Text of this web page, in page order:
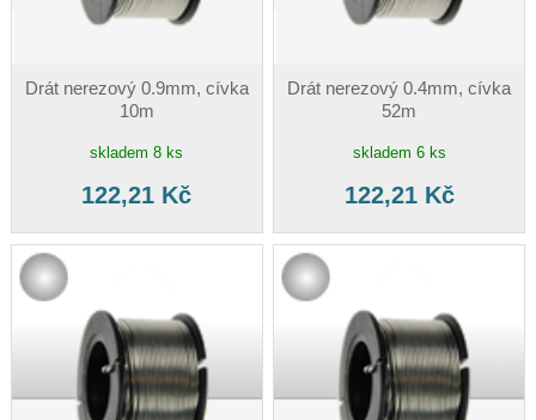
Drát nerezový 0.9mm, cívka
10m
skladem 8 ks
122,21 Kč
Drát nerezový 0.4mm, cívka
52m
skladem 6 ks
122,21 Kč